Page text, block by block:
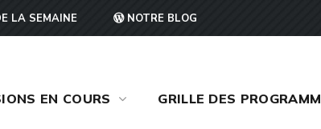
LA SEMAINE NOTRE BLOG
EN COURS GRILLE DES